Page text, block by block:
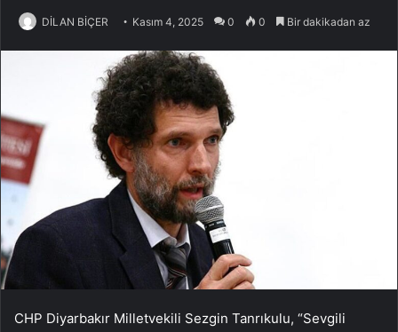
DİLAN BİÇER Kasım 4, 2025 0 0 Bir dakikadan az
CHP Diyarbakır Milletvekili Sezgin Tanrıkulu, “Sevgili